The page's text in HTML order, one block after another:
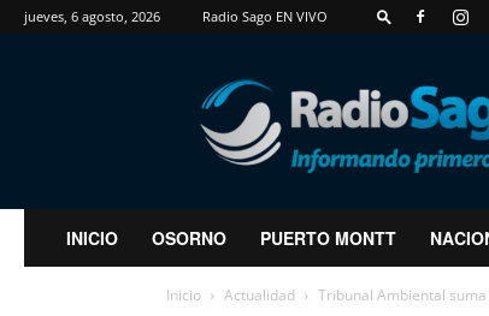
jueves, 6 agosto, 2026 Radio Sago EN VIVO
RadioSago
INICIO OSORNO PUERTO MONTT
Inicio Actualidad Tribunal Ambiental